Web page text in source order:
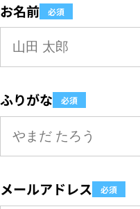
お名前 必須
ふりがな 必須
メールアドレス 必須